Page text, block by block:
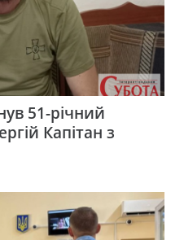
51-річний
Капітан з